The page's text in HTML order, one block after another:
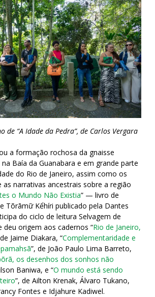
de “A Idade da Pedra”, de Carlos Vergara
a formação rochosa da gnaisse
Baía da Guanabara e em grande parte
do Rio de Janeiro, assim como os
narrativas ancestrais sobre a região
o Mundo Não Existia” — livro de
Tõrāmữ Kểhíri publicado pela Dantes
do ciclo de leitura Selvagem de
origem aos cadernos “Rio de Janeiro,
Jaime Diakara, “Complementaridade e
”, de João Paulo Lima Barreto,
os desenhos dos sonhos não
Baniwa, e “O mundo está sendo
”, de Ailton Krenak, Álvaro Tukano,
Fontes e Idjahure Kadiwel.